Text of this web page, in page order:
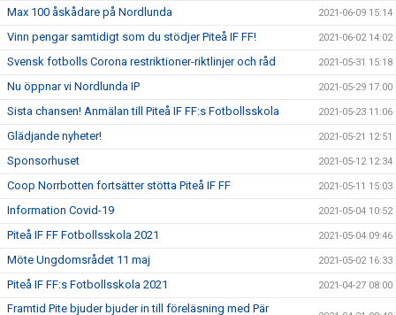
Max 100 åskådare på Nordlunda 2021-06-09 15:14
Vinn pengar samtidigt som du stödjer Piteå IF FF! 2021-06-02 14:02
Svensk fotbolls Corona restriktioner-riktlinjer och råd 2021-05-31 15:18
Nu öppnar vi Nordlunda IP 2021-05-29 17:00
Sista chansen! Anmälan till Piteå IF FF:s Fotbollsskola 2021-05-23 11:06
Glädjande nyheter! 2021-05-21 12:51
Sponsorhuset 2021-05-12 12:34
Coop Norrbotten fortsätter stötta Piteå IF FF 2021-05-11 15:03
Information Covid-19 2021-05-04 10:52
Piteå IF FF Fotbollsskola 2021 2021-05-04 09:46
Möte Ungdomsrådet 11 maj 2021-05-02 16:33
Piteå IF FF:s Fotbollsskola 2021 2021-04-27 08:00
Framtid Pite bjuder bjuder in till föreläsning med Pär